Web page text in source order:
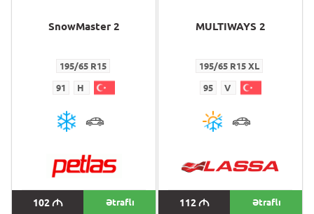
SnowMaster 2
195/65 R15
91 H
102M Ətraflı
MULTIWAYS 2
195/65 R15 XL
95 V
112M Ətraflı